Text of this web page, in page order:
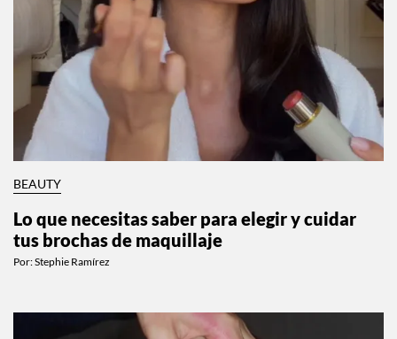
BEAUTY
Lo que necesitas saber para elegir y cuidar
tus brochas de maquillaje
Por:Stephie Ramírez